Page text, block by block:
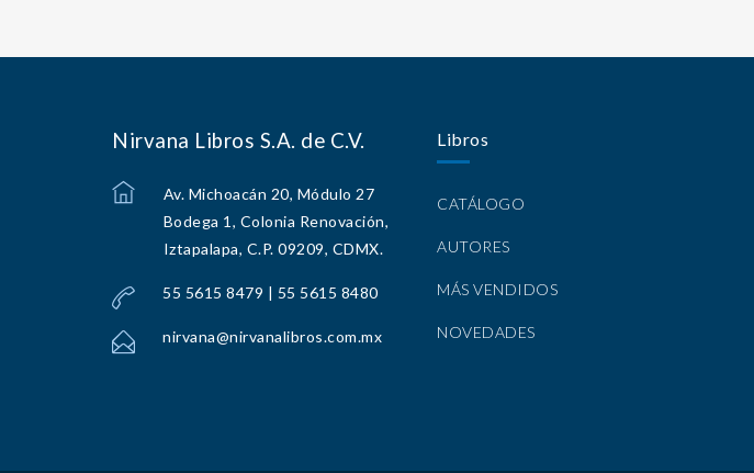
Nirvana Libros S.A. de C.V.
Av. Michoacán 20, Módulo 27
Bodega 1, Colonia Renovación,
Iztapalapa, C.P. 09209, CDMX.
55 5615 8479 | 55 5615 8480
nirvana@nirvanalibros.com.mx
Libros
CATÁLOGO
AUTORES
MÁS VENDIDOS
NOVEDADES